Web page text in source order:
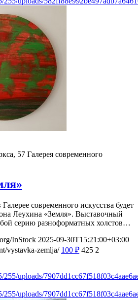
57 Галерея современного
современного искусства будет
Леухина «Земля». Выставочный
серию разноформатных холстов…
InStock 2025-09-30T15:21:00+03:00
vystavka-zemlja/ 100 ₽ 425 2
255/uploads/
255/uploads/